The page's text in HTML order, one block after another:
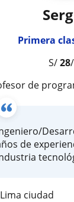
Primera
S/28
de programacion, todas
de
Lima ciudad